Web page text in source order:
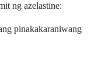
ng azelastine:
pinakakaraniwang